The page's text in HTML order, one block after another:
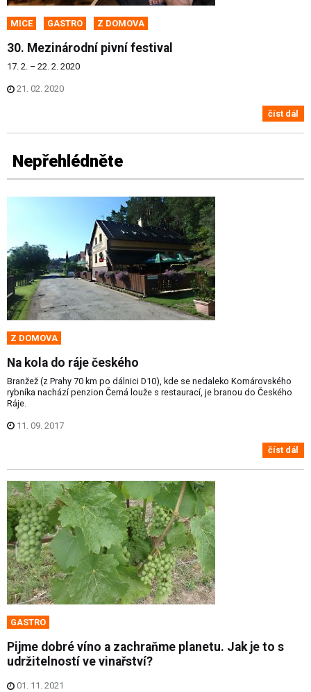
MICE GASTRO Z DOMOVA
30. Mezinárodní pivní festival
17. 2. – 22. 2. 2020
21. 02. 2020
číst dál
Nepřehlédněte
Z DOMOVA
Na kola do ráje českého
Branžež (z Prahy 70 km po dálnici D10), kde se nedaleko Komárovského
rybníka nachází penzion Černá louže s restaurací, je branou do Českého
Ráje.
11. 09. 2017
číst dál
GASTRO
Pijme dobré víno a zachraňme planetu. Jak je to s
udržitelností ve vinařství?
01. 11. 2021